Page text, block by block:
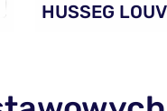
HUSSEG